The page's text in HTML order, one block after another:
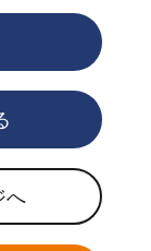
へ